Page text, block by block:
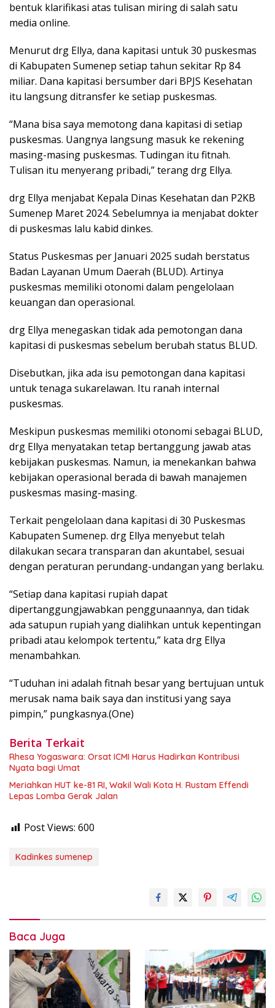
bentuk klarifikasi atas tulisan miring di salah satu
media online.
Menurut drg Ellya, dana kapitasi untuk 30 puskesmas
di Kabupaten Sumenep setiap tahun sekitar Rp 84
miliar. Dana kapitasi bersumber dari BPJS Kesehatan
itu langsung ditransfer ke setiap puskesmas.
“Mana bisa saya memotong dana kapitasi di setiap
puskesmas. Uangnya langsung masuk ke rekening
masing-masing puskesmas. Tudingan itu fitnah.
Tulisan itu menyerang pribadi,” terang drg Ellya.
drg Ellya menjabat Kepala Dinas Kesehatan dan P2KB
Sumenep Maret 2024. Sebelumnya ia menjabat dokter
di puskesmas lalu kabid dinkes.
Status Puskesmas per Januari 2025 sudah berstatus
Badan Layanan Umum Daerah (BLUD). Artinya
puskesmas memiliki otonomi dalam pengelolaan
keuangan dan operasional.
drg Ellya menegaskan tidak ada pemotongan dana
kapitasi di puskesmas sebelum berubah status BLUD.
Disebutkan, jika ada isu pemotongan dana kapitasi
untuk tenaga sukarelawan. Itu ranah internal
puskesmas.
Meskipun puskesmas memiliki otonomi sebagai BLUD,
drg Ellya menyatakan tetap bertanggung jawab atas
kebijakan puskesmas. Namun, ia menekankan bahwa
kebijakan operasional berada di bawah manajemen
puskesmas masing-masing.
Terkait pengelolaan dana kapitasi di 30 Puskesmas
Kabupaten Sumenep. drg Ellya menyebut telah
dilakukan secara transparan dan akuntabel, sesuai
dengan peraturan perundang-undangan yang berlaku.
“Setiap dana kapitasi rupiah dapat
dipertanggungjawabkan penggunaannya, dan tidak
ada satupun rupiah yang dialihkan untuk kepentingan
pribadi atau kelompok tertentu,” kata drg Ellya
menambahkan.
“Tuduhan ini adalah fitnah besar yang bertujuan untuk
merusak nama baik saya dan institusi yang saya
pimpin,” pungkasnya.(One)
Berita Terkait
Rhesa Yogaswara: Orsat ICMI Harus Hadirkan Kontribusi
Nyata bagi Umat
Meriahkan HUT ke-81 RI, Wakil Wali Kota H. Rustam Effendi
Lepas Lomba Gerak Jalan
Post Views: 600
Kadinkes sumenep
Baca Juga